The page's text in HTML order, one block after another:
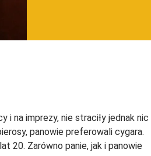
i na imprezy, nie straciły jednak nic
panowie preferowali cygara.
20. Zarówno panie, jak i panowie